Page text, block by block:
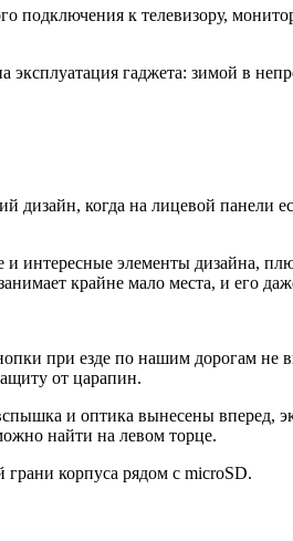
к телевизору,
гаджета: зимой в
когда на лицевой панели
интересные элементы дизайна,
крайне мало места, и его
при езде по нашим дорогам
от царапин.
и оптика вынесены вперед,
найти на левом торце.
корпуса рядом с microSD.